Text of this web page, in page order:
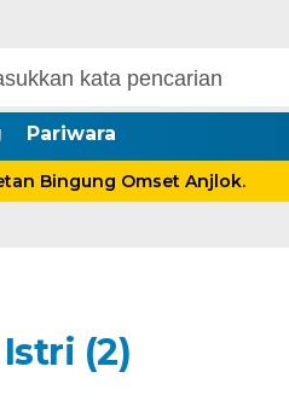
Pariwara
Bingung Omset Anjlok.
(2)